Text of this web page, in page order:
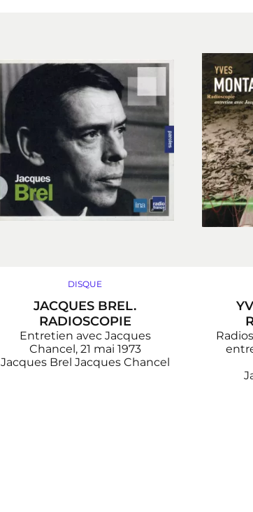
DISQUE
JACQUES BREL.
RADIOSCOPIE
Entretien avec Jacques
Chancel, 21 mai 1973
Jacques Brel Jacques Chancel